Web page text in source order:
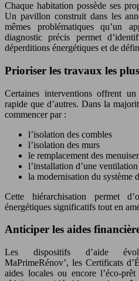
Chaque habitation possède ses
Un pavillon construit dans les
mêmes problématiques qu’un
diagnostic précis permet
déperditions énergétiques et de
Prioriser les travaux les
Certaines interventions offrent
rapide que d’autres. Dans la
commencer par :
l’isolation des combles
l’isolation des murs
le remplacement des
l’installation d’une
la modernisation du système
Cette hiérarchisation permet
énergétiques significatifs tout en
Anticiper les aides
Les dispositifs d’aide
MaPrimeRénov’, les Certificats
aides locales ou encore l’éco-